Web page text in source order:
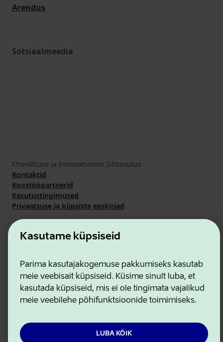
Kasutame küpsiseid
Parima kasutajakogemuse pakkumiseks kasutab
meie veebisait küpsiseid. Küsime sinult luba, et
kasutada küpsiseid, mis ei ole tingimata vajalikud
meie veebilehe põhifunktsioonide toimimiseks.
LUBA KÕIK
Arendus
Sotsiaalmeedia
Ettevõtluse ja Innovatsiooni Sihtasutus
Kontaktid
Koostööpartnerid
Kasutustingimused
Privaatsuse ja küpsiste eeskirjad